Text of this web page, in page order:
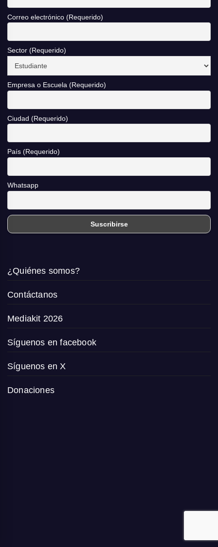
Correo electrónico (Requerido)
Sector (Requerido)
Empresa o Escuela (Requerido)
Ciudad (Requerido)
País (Requerido)
Whatsapp
¿Quiénes somos?
Contáctanos
Mediakit 2026
Síguenos en facebook
Síguenos en X
Donaciones